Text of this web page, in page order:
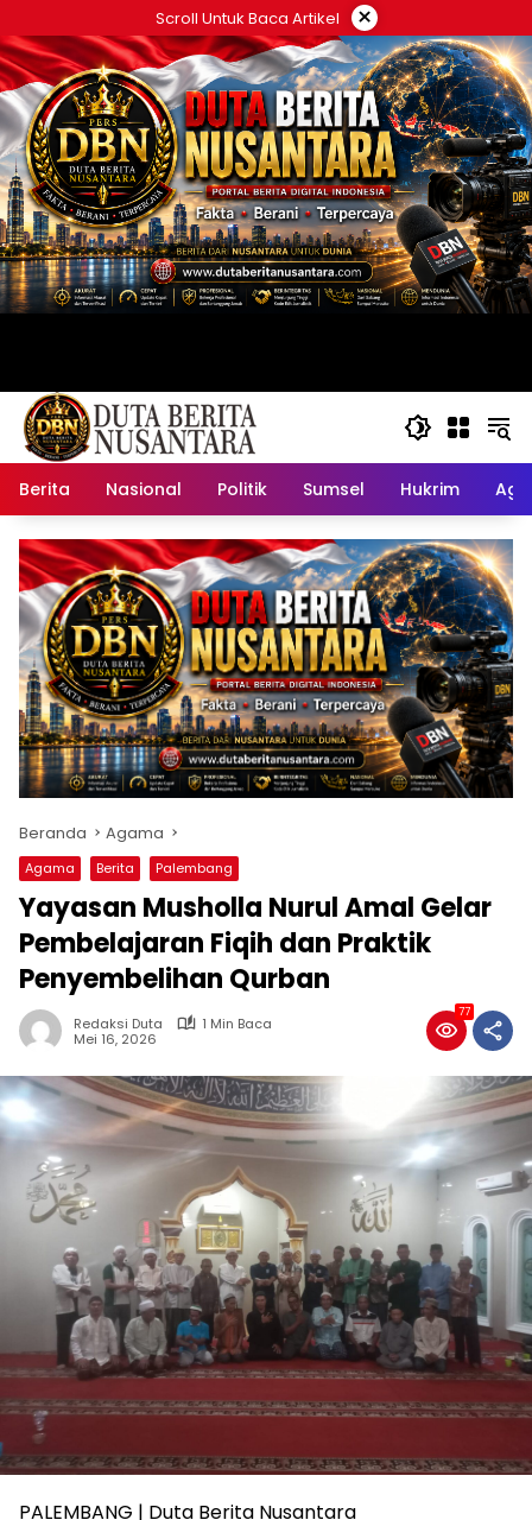
ke
konten
Scroll Untuk Baca Artikel ×
Berita Nasional Politik Sumsel Hukrim
Beranda Agama
Agama Berita Palembang
Yayasan Musholla Nurul Amal Gelar
Pembelajaran Fiqih dan Praktik
Penyembelihan Qurban
Redaksi Duta
1 Min Baca
Mei 16, 2026
77
PALEMBANG | Duta Berita Nusantara